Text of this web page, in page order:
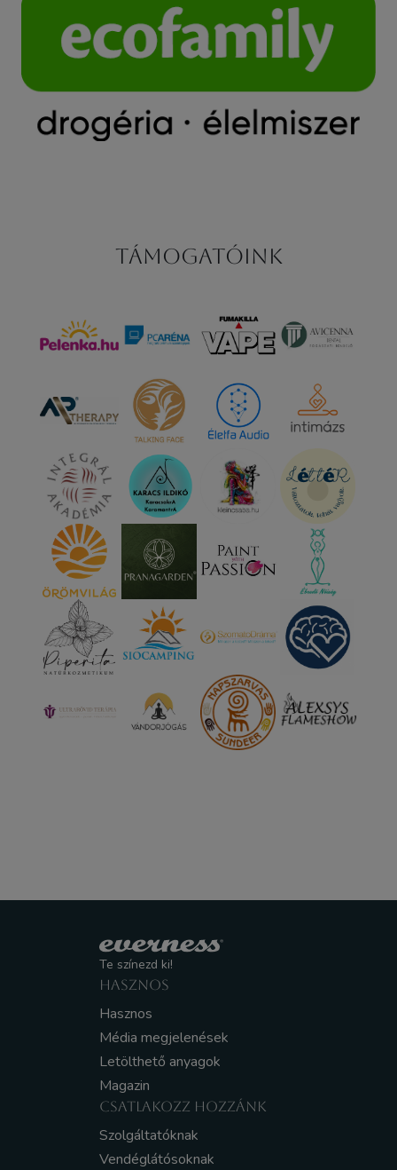
Támogatóink
Te színezd ki!
HASZNOS
Hasznos
Média megjelenések
Letölthető anyagok
Magazin
CSATLAKOZZ HOZZÁNK
Szolgáltatóknak
Vendéglátósoknak